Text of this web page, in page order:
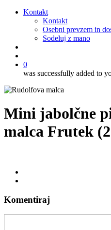
Kontakt
Kontakt
Osebni prevzem in
Sodeluj z mano
0
was successfully added to
Mini jabolčne
malca Frutek
Komentiraj